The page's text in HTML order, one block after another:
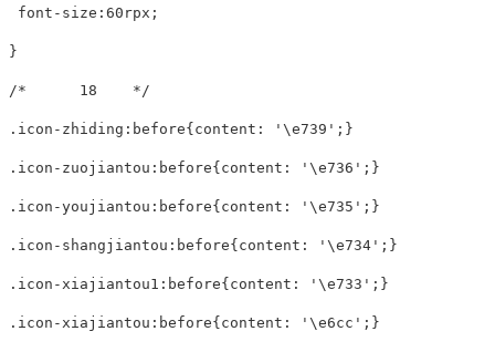
font-size:60rpx;
}
/*      18    */
.icon-zhiding:before{content: '\e739';}
.icon-zuojiantou:before{content: '\e736';}
.icon-youjiantou:before{content: '\e735';}
.icon-shangjiantou:before{content: '\e734';}
.icon-xiajiantou1:before{content: '\e733';}
.icon-xiajiantou:before{content: '\e6cc';}